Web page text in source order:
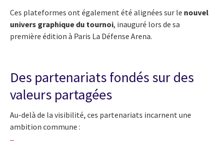
Ces plateformes ont également été alignées sur le nouvel
univers graphique du tournoi, inauguré lors de sa
première édition à Paris La Défense Arena.
Des partenariats fondés sur des
valeurs partagées
Au-delà de la visibilité, ces partenariats incarnent une
ambition commune :